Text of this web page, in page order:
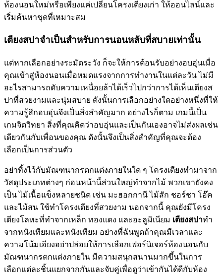
ห้องนอนใหม่หรือเพียงแค่เปลี่ยนโครงเตียงเก่า ให้ออนไลน์และ
เริ่มค้นหาชุดที่เหมาะสม
เตียงสปาจำเป็นสำหรับการนอนหลับที่สบายเท่านั้น
แต่หากเลือกอย่างระมัดระวัง ก็จะให้การต้อนรับอย่างอบอุ่นเมื่อ
คุณเข้าสู่ห้องนอนเมื่อหมดแรงจากการทำงานในแต่ละวัน ไม่มี
อะไรสามารถดับความเหนื่อยล้าได้เร็วไปกว่าการได้เห็นเตียงส
ปาที่สวยงามและนุ่มสบาย ดังนั้นการเลือกอย่างใดอย่างหนึ่งที่ให้
ความรู้สึกอบอุ่นจึงเป็นสิ่งสำคัญมาก อย่างไรก็ตาม เกมนี้เป็น
เกมจิตวิทยา สิ่งที่คุณคิดว่าอบอุ่นและเป็นกันเองอาจไม่ส่งผลเช่น
เดียวกันกับเพื่อนของคุณ ดังนั้นจึงเป็นสิ่งสำคัญที่คุณจะต้อง
เลือกเป็นการส่วนตัว
อย่าทิ้งไว้กับมัณฑนากรตกแต่งภายในใด ๆ โครงเตียงทำมาจาก
วัสดุประเภทต่างๆ ก่อนหน้านี้ส่วนใหญ่ทำจากไม้ พวกเขายังคง
เป็น ไม้เนื้อแข็งหลายชนิด เช่น มะฮอกกานี ไม้สัก ชอร์ชา โอ๊ค
และไม้สน ใช้ทำโครงเตียงที่สวยงาม นอกจากนี้ คุณยังมีโครง
เตียงโลหะที่ทำจากเหล็ก ทองแดง และอะลูมิเนียม เตียงสปาทำ
จากหนังเทียมและหนังเทียม อย่างที่ฉันพูดถ้าคุณมีเวลาและ
ความโน้มเอียงอย่าปล่อยให้การเลือกเฟอร์นิเจอร์ห้องนอนกับ
มัณฑนากรตกแต่งภายใน มีความสนุกสนานมากขึ้นในการ
เลือกแต่ละชิ้นแยกจากกันและจับคู่เพื่อดูว่าเข้ากันได้ดีกับห้อง